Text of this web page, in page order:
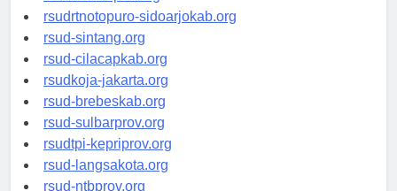
rsudksa-depok.org
rsudrtnotopuro-sidoarjokab.org
rsud-sintang.org
rsud-cilacapkab.org
rsudkoja-jakarta.org
rsud-brebeskab.org
rsud-sulbarprov.org
rsudtpi-kepriprov.org
rsud-langsakota.org